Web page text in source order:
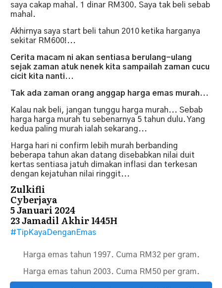
saya cakap mahal. 1 dinar RM300. Saya tak beli sebab
mahal.
Akhirnya saya start beli tahun 2010 ketika harganya
sekitar RM600!...
Cerita macam ni akan sentiasa berulang-ulang
sejak zaman atuk nenek kita sampailah zaman cucu
cicit kita nanti...
Tak ada zaman orang anggap harga emas murah...
Kalau nak beli, jangan tunggu harga murah... Sebab
harga harga murah tu sebenarnya 5 tahun dulu. Yang
kedua paling murah ialah sekarang...
Harga hari ni confirm lebih murah berbanding
beberapa tahun akan datang disebabkan nilai duit
kertas sentiasa jatuh dimakan inflasi dan terkesan
dengan kejatuhan nilai ringgit...
Zulkifli
Cyberjaya
5 Januari 2024
23 Jamadil Akhir 1445H
#TipKayaDenganEmas
Harga emas tahun 1997. Cuma RM32 per gram.
Harga emas tahun 2003. Cuma RM50 per gram.